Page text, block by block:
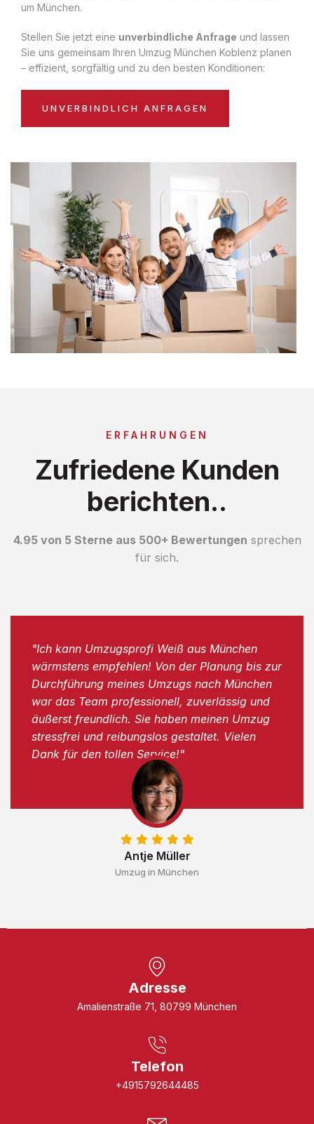
um München.
Stellen Sie jetzt eine unverbindliche Anfrage und lassen
Sie uns gemeinsam Ihren Umzug München Koblenz planen
– effizient, sorgfältig und zu den besten Konditionen:
UNVERBINDLICH ANFRAGEN
ERFAHRUNGEN
Zufriedene Kunden
berichten..
4.95 von 5 Sterne aus 500+ Bewertungen sprechen
für sich.
Antje Müller
Umzug in München
"Ich kann Umzugsprofi Weiß aus München
wärmstens empfehlen! Von der Planung bis zur
Durchführung meines Umzugs nach München
war das Team professionell, zuverlässig und
äußerst freundlich. Sie haben meinen Umzug
stressfrei und reibungslos gestaltet. Vielen
Dank für den tollen Service!"
Adresse
Amalienstraße 71, 80799 München
Telefon
+4915792644485